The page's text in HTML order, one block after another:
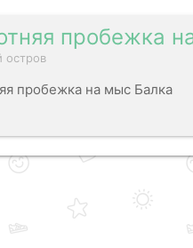
пробежка
остров
пробежка на мыс Балка